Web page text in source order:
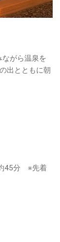
がら温泉を
出とともに朝
45分 ※先着